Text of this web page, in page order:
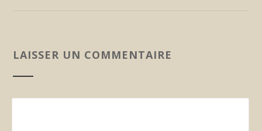
LAISSER UN COMMENTAIRE